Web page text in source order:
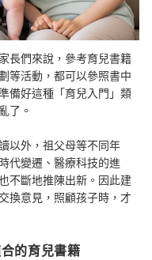
長們來說，參考育兒書籍
等活動，都可以參照書中
備好這種「育兒入門」類
了。
以外，祖父母等不同年
代變遷、醫療科技的進
不斷地推陳出新。因此建
換意見，照顧孩子時，才
的育兒書籍